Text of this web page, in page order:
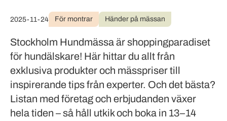
2025-11-24 För montrar Händer på mässan
Stockholm Hundmässa är shoppingparadiset
för hundälskare! Här hittar du allt från
exklusiva produkter och mässpriser till
inspirerande tips från experter. Och det bästa?
Listan med företag och erbjudanden växer
hela tiden – så håll utkik och boka in 13–14